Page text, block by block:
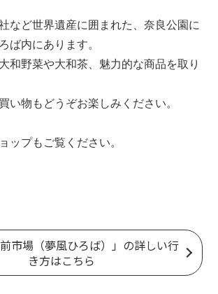
など世界遺産に囲まれた、奈良公園 に
ば内にあります。
和野菜や大和茶、魅力的な商品を取り
い物もどうぞお楽しみください。
ップもご覧ください。
前市場（夢風ひろば）」の詳しい行
き方はこちら